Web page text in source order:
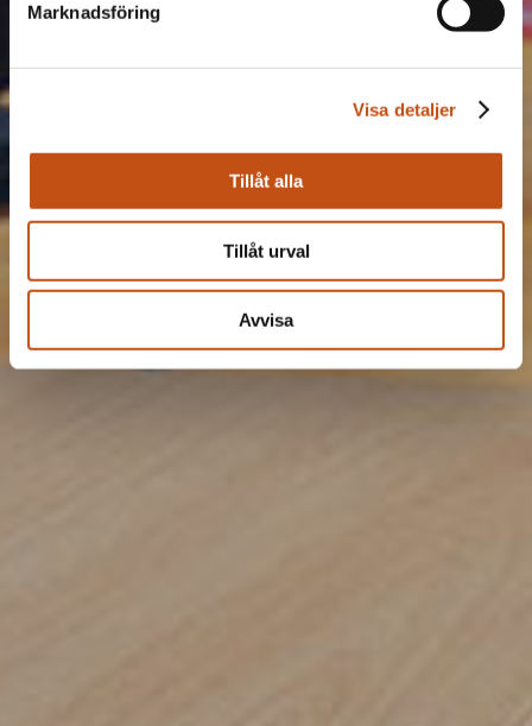
Marknadsföring
Visa detaljer
Tillåt alla
Tillåt urval
Avvisa